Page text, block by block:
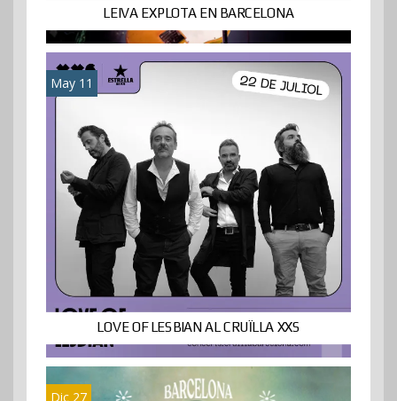
LEIVA EXPLOTA EN BARCELONA
May 11
LOVE OF LESBIAN AL CRUÏLLA XXS
Dic 27